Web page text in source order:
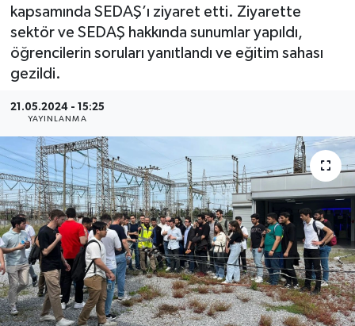
kapsamında SEDAŞ’ı ziyaret etti. Ziyarette
sektör ve SEDAŞ hakkında sunumlar yapıldı,
öğrencilerin soruları yanıtlandı ve eğitim sahası
gezildi.
21.05.2024 - 15:25
YAYINLANMA